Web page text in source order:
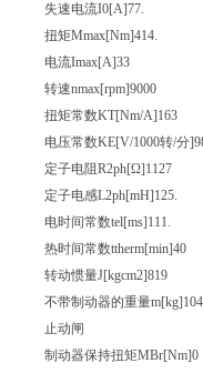
失速电流I0[A]77.
扭矩Mmax[Nm]414.
电流Imax[A]33
转速nmax[rpm]9000
扭矩常数KT[Nm/A]163
电压常数KE[V/1000转/分
定子电阻R2ph[Ω]1127
定子电感L2ph[mH]125.
电时间常数tel[ms]111.
热时间常数ttherm[min]40
转动惯量J[kgcm2]819
不带制动器的重量
止动闸
制动器保持扭矩MBr[Nm]0